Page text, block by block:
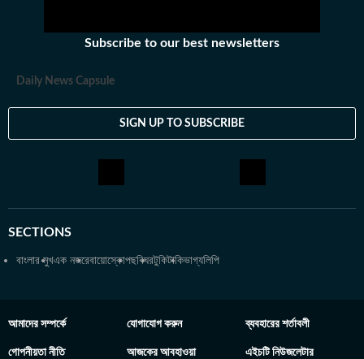
থেকে। এরপর কলকাতা বিশ্ববিদ্যালয় থেকে একই বিষয়ে স্নাতকোত্তর ডিগ্রি
বই পড়ে এবং বিভিন্ন বিষয়ে ডকুমেন্টারি দেখে।
Subscribe to our best newsletters
Daily News Capsule
SIGN UP TO SUBSCRIBE
SECTIONS
বাংলার মুখএক নজরেবায়োস্কোপছবিঘরটুকিটাকিভাগ্যলিপি
আমাদের সম্পর্কে যোগাযোগ করুন ব্যবহারের শর্তাবলী
গোপনীয়তা নীতি আজকের আবহাওয়া এইচটি নিউজলেটার